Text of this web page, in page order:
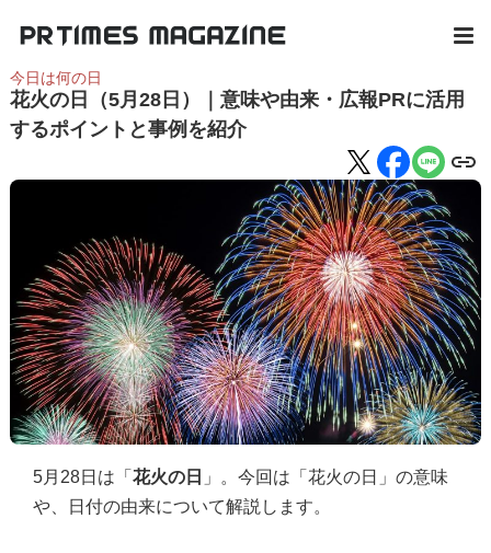
今日は何の日
花火の日（5月28日）｜意味や由来・広報PRに活用
するポイントと事例を紹介
5月28日は「 花火の日 」。今回は「花火の日」の意味
や、日付の由来について解説します。